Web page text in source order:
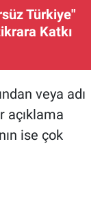
Türkiye"
Katkı
veya adı
açıklama
ise çok